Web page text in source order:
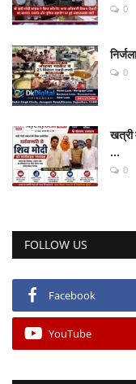
0
0
खत्री
...
0
FOLLOW US
Facebook
YouTube